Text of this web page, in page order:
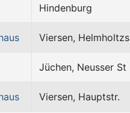
Hindenburg
Viersen, Helmholtzs
Jüchen, Neusser St
Viersen, Hauptstr.